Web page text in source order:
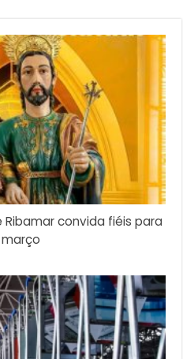
convida fiéis para
março